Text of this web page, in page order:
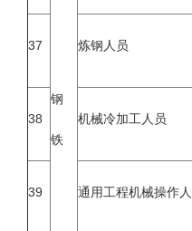
钢
铁
37 炼钢人员
38 机械冷加工人员
39 通用工程机械操作